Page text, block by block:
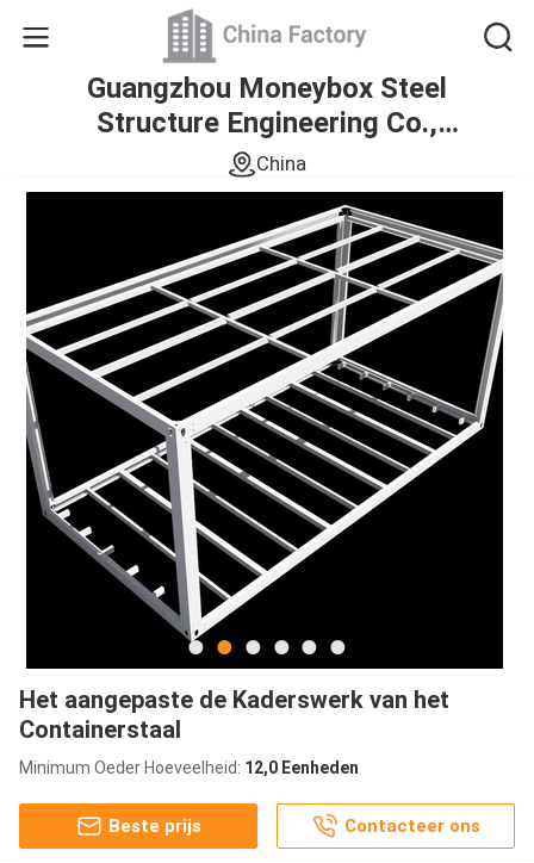
Guangzhou Moneybox Steel
Structure Engineering Co.,
Ltd.
China
Het aangepaste de Kaderswerk van het
Containerstaal
Minimum Oeder Hoeveelheid: 12,0 Eenheden
Beste prijs Contacteer ons